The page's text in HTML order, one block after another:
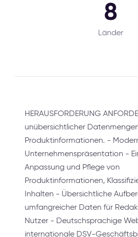
8
Länder
HERAUSFORDERUNG
unübersichtlicher
Produktinformationen. -
Unternehmenspräsentation -
Anpassung und Pflege von
Produktinformationen,
Inhalten - Übersichtliche
umfangreicher Daten für
Nutzer - Deutschsprachige
internationale DSV-